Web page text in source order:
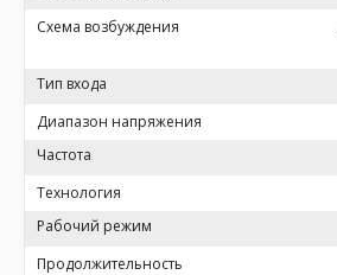
Схема возбуждения
Тип входа
Диапазон напряжения
Частота
Технология
Рабочий режим
Продолжительность